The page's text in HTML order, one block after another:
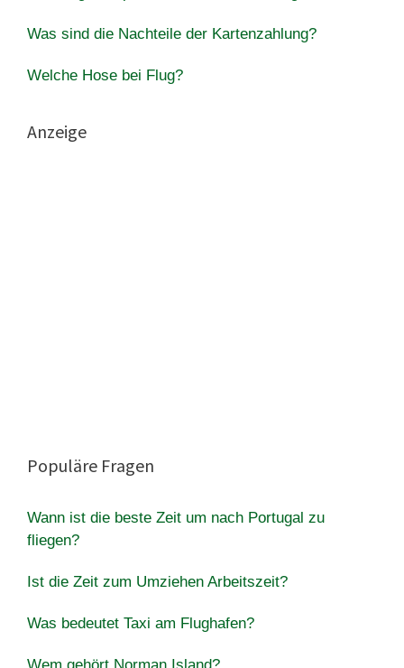
Was sind die Nachteile der Kartenzahlung?
Welche Hose bei Flug?
Anzeige
Populäre Fragen
Wann ist die beste Zeit um nach Portugal zu
fliegen?
Ist die Zeit zum Umziehen Arbeitszeit?
Was bedeutet Taxi am Flughafen?
Wem gehört Norman Island?